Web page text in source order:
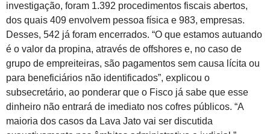
investigação, foram 1.392 procedimentos fiscais abertos,
dos quais 409 envolvem pessoa física e 983, empresas.
Desses, 542 já foram encerrados. “O que estamos autuando
é o valor da propina, através de offshores e, no caso de
grupo de empreiteiras, são pagamentos sem causa lícita ou
para beneficiários não identificados”, explicou o
subsecretário, ao ponderar que o Fisco já sabe que esse
dinheiro não entrará de imediato nos cofres públicos. “A
maioria dos casos da Lava Jato vai ser discutida